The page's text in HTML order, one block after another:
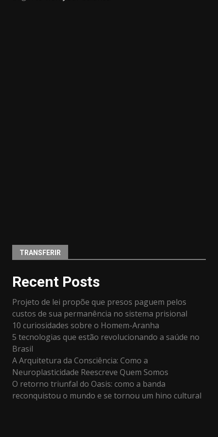
TRANSFERIR
Recent Posts
Projeto de lei propõe que presos paguem pelos
custos de sua permanência no sistema prisional
10 curiosidades sobre o Homem-Aranha
5 tecnologias que estão revolucionando a saúde no
Brasil
A Arquitetura da Consciência: Como a
Neuroplasticidade Reescreve Quem Somos
O retorno triunfal do Oasis: como a banda
reconquistou o mundo e se tornou um hino cultural